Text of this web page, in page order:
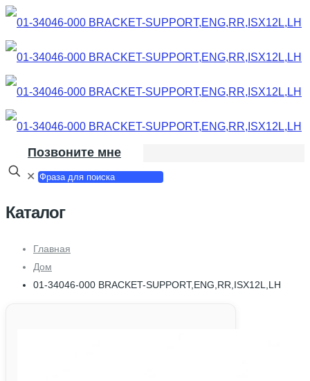
Позвоните мне
✕
Каталог
Главная
Дом
01-34046-000 BRACKET-SUPPORT,ENG,RR,ISX12L,LH